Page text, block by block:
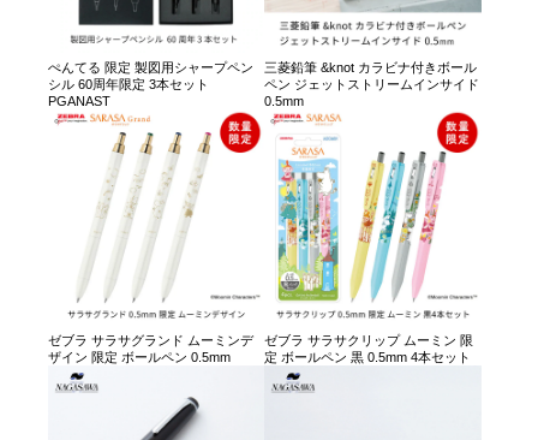
ぺんてる 限定 製図用シャープペン
シル 60周年限定 3本セット
PGANAST
三菱鉛筆 &knot カラビナ付きボール
ペン ジェットストリームインサイド
0.5mm
ゼブラ サラサグランド ムーミンデ
ザイン 限定 ボールペン 0.5mm
ゼブラ サラサクリップ ムーミン 限
定 ボールペン 黒 0.5mm 4本セット